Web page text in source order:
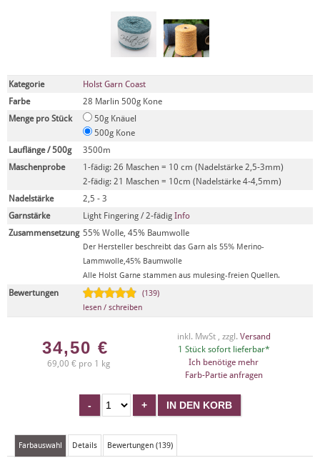
Kategorie
Holst Garn Coast
Farbe
28 Marlin 500g Kone
Menge pro Stück
50g Knäuel
500g Kone
Lauflänge / 500g
3500m
Maschenprobe
1-fädig: 26 Maschen = 10 cm (Nadelstärke 2,5-3mm)
2-fädig: 21 Maschen = 10cm (Nadelstärke 4-4,5mm)
Nadelstärke
2,5 - 3
Garnstärke
Light Fingering / 2-fädig Info
Zusammensetzung 55% Wolle, 45% Baumwolle
Der Hersteller beschreibt das Garn als 55% Merino-
Lammwolle,45% Baumwolle
Alle Holst Garne stammen aus mulesing-freien Quellen.
Bewertungen
(139)
lesen / schreiben
34,50 €
69,00 € pro 1 kg
inkl. MwSt , zzgl. Versand
1 Stück sofort lieferbar*
Ich benötige mehr
Farb-Partie anfragen
Farbauswahl Details Bewertungen (139)